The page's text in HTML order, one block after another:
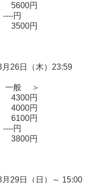
円
円
円
26日（木）23:59
般 ＞
円
円
円
円
円
29日（日）～ 15:00